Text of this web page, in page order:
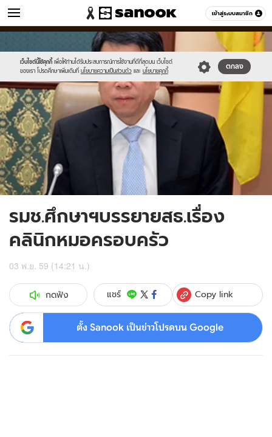
เข้าสู่ระบบสมาชิก
ข่าว หมวดอื่นๆ
เว็บไซต์นี้ใช้คุกกี้ เพื่อให้ท่านได้รับประสบการณ์การใช้งานที่ดีที่สุดบน เว็บไซต์
ของเรา โปรดศึกษาเพิ่มเติมที่ นโยบายความเป็นส่วนตัว และ นโยบายคุกกี้
ตกลง
//s.isanook.com/sr/0/images/logo-
new-
sanook.png
//s.isanook.com/ns/0/ud/419/2095330/741003-
01.jpg
รมช.ศึกษาฯบรรยายสธ.เรื่อง
คลินิกหมอครอบครัว
03 พ.ย. 59 (14:21 น.)
กดฟัง แชร์ Copy link
ตั้ง Sanook เป็นข่าวโปรดบน Google